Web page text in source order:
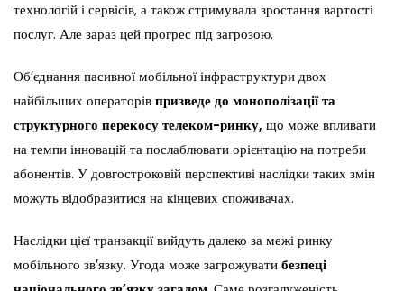
технологій і сервісів, а також стримувала зростання вартості
послуг. Але зараз цей прогрес під загрозою.
Об’єднання пасивної мобільної інфраструктури двох
найбільших операторів призведе до монополізації та
структурного перекосу телеком-ринку, що може впливати
на темпи інновацій та послаблювати орієнтацію на потреби
абонентів. У довгостроковій перспективі наслідки таких змін
можуть відобразитися на кінцевих споживачах.
Наслідки цієї транзакції вийдуть далеко за межі ринку
мобільного зв’язку. Угода може загрожувати безпеці